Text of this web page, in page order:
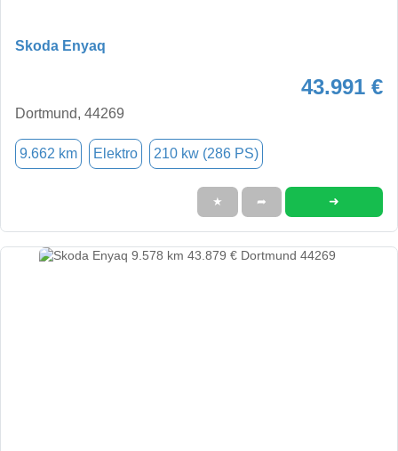
Skoda Enyaq
43.991 €
Dortmund, 44269
9.662 km Elektro 210 kw (286 PS)
★ ➦ ➜